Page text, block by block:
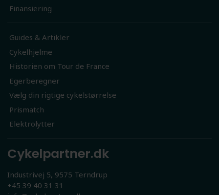
Finansiering
Guides & Artikler
Cykelhjelme
Historien om Tour de France
Egerberegner
Vælg din rigtige cykelstørrelse
Prismatch
Elektrolytter
Cykelpartner.dk
Industrivej 5, 9575 Terndrup
+45 39 40 31 31